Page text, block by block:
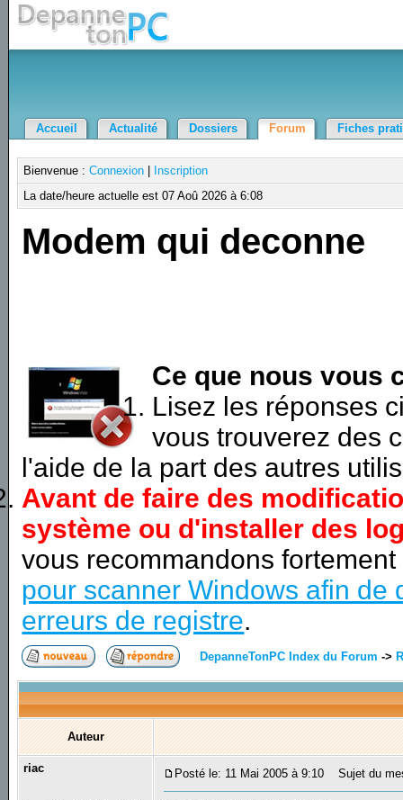
Accueil Actualité Dossiers Forum Fiches
Bienvenue :Connexion
Inscription
La date/heure actuelle est 07 Aoû 2026 à 6:08
Modem qui deconne
Ce que nous vous
Lisez les réponses
vous trouverez des
l'aide de la part des autres
Avant de faire des
système ou d'installer des
vous recommandons
pour scanner Windows afin de
erreurs de registre.
DepanneTonPC Index du Forum ->
Auteur
riac Posté le: 11 Mai 2005 à 9:10 Sujet du